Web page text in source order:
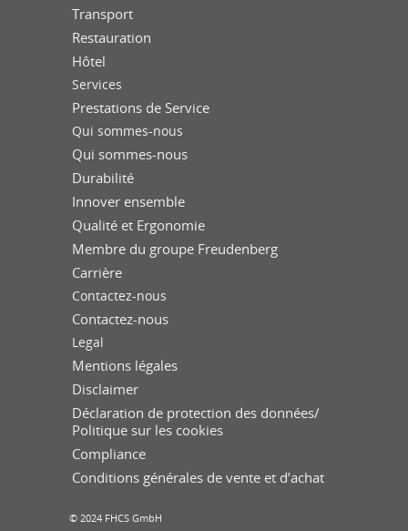
Transport
Restauration
Hôtel
Services
Prestations de Service
Qui sommes-nous
Qui sommes-nous
Durabilité
Innover ensemble
Qualité et Ergonomie
Membre du groupe Freudenberg
Carrière
Contactez-nous
Contactez-nous
Legal
Mentions légales
Disclaimer
Déclaration de protection des données/
Politique sur les cookies
Compliance
Conditions générales de vente et d’achat
© 2024 FHCS GmbH